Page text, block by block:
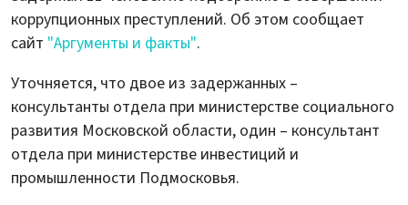
коррупционных преступлений. Об этом сообщает
сайт "Аргументы и факты".
Уточняется, что двое из задержанных –
консультанты отдела при министерстве социального
развития Московской области, один – консультант
отдела при министерстве инвестиций и
промышленности Подмосковья.